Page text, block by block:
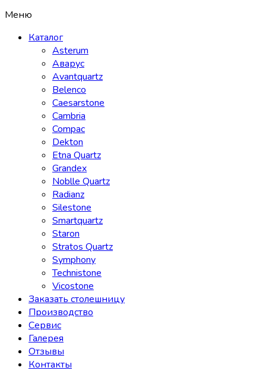
Меню
Каталог
Asterum
Аварус
Avantquartz
Belenco
Caesarstone
Cambria
Compac
Dekton
Etna Quartz
Grandex
Noblle Quartz
Radianz
Silestone
Smartquartz
Staron
Stratos Quartz
Symphony
Technistone
Vicostone
Заказать столешницу
Производство
Сервис
Галерея
Отзывы
Контакты